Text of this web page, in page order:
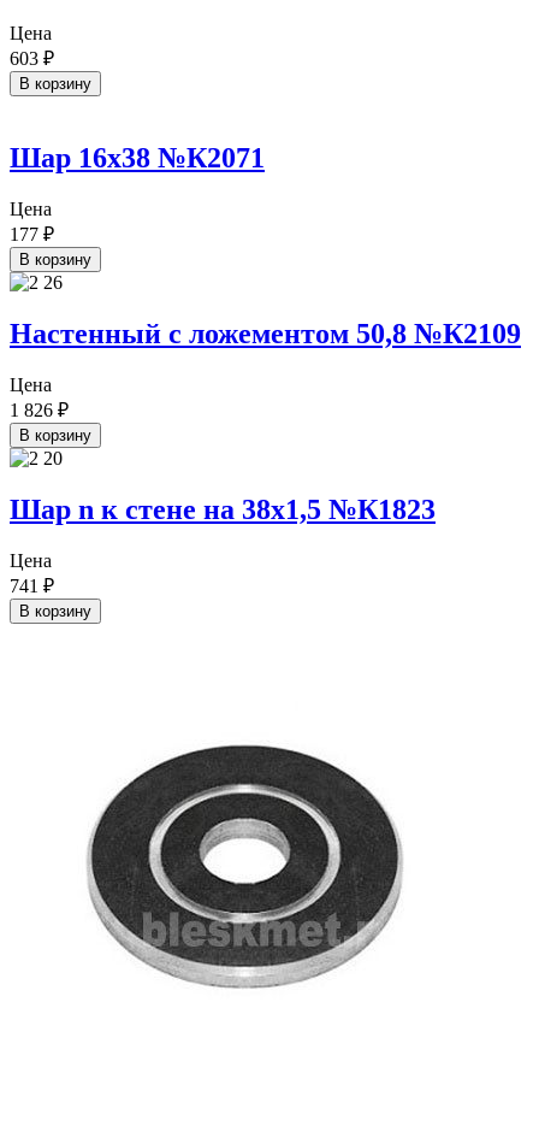
Цена
603 ₽
В корзину
Шар 16х38 №К2071
Цена
177 ₽
В корзину
Настенный с ложементом 50,8 №К2109
Цена
1 826 ₽
В корзину
Шар n к стене на 38х1,5 №К1823
Цена
741 ₽
В корзину